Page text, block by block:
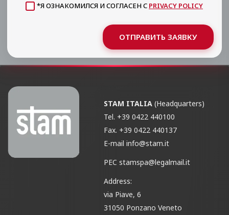
*Я ОЗНАКОМИЛСЯ И СОГЛАСЕН С PRIVACY POLICY
ОТПРАВИТЬ ЗАЯВКУ
STAM ITALIA (Headquarters)
Tel. +39 0422 440100
Fax. +39 0422 440137
E-mailinfo@stam.it
PECstamspa@legalmail.it
Address:
via Piave, 6
31050 Ponzano Veneto